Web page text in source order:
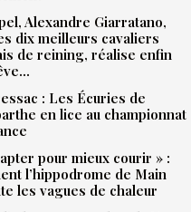
Alexandre Giarratano,
dix meilleurs cavaliers
de reining, réalise enfin
: Les Écuries de
en lice au championnat
pour mieux courir » :
l’hippodrome de Main
les vagues de chaleur